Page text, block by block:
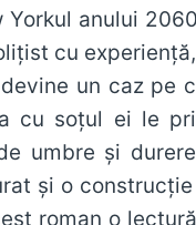
Yorkul anului
un caz pe
cu soțul ei le
complicată, plină de
și o
roman o